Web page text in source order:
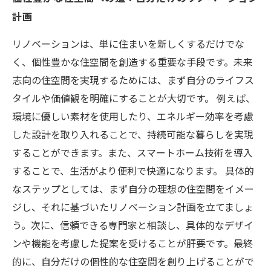
計画
リノベーションは、単に住まいを新しくするだけでな
く、個性豊かな住空間を創造する重要な手段です。未来
志向の住空間を実現するためには、まず自分のライフス
タイルや価値観を明確にすることが大切です。 例えば、
環境に優しい素材を使用したり、エネルギー効率を考慮
した設計を取り入れることで、持続可能な暮らしを実現
することができます。また、スマートホーム技術を導入
することで、生活がより便利で快適になります。 具体的
なステップとしては、まず自分の理想の住空間をイメー
ジし、それに基づいたリノベーション計画を立てましょ
う。次に、信頼できる専門家と相談し、具体的なデザイ
ンや機能を考慮した提案を受けることが肝要です。最終
的に、自分だけの個性的な住空間を創り上げることがで